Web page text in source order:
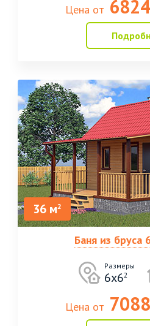
Цена от
36 м2
Баня из бруса
Размеры
6х62
Цена от